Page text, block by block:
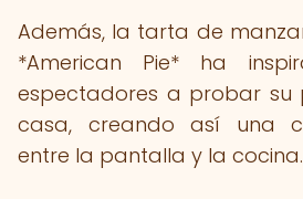
Además, la tarta de
*American Pie* ha
espectadores a probar su
casa, creando así una
entre la pantalla y la cocina.